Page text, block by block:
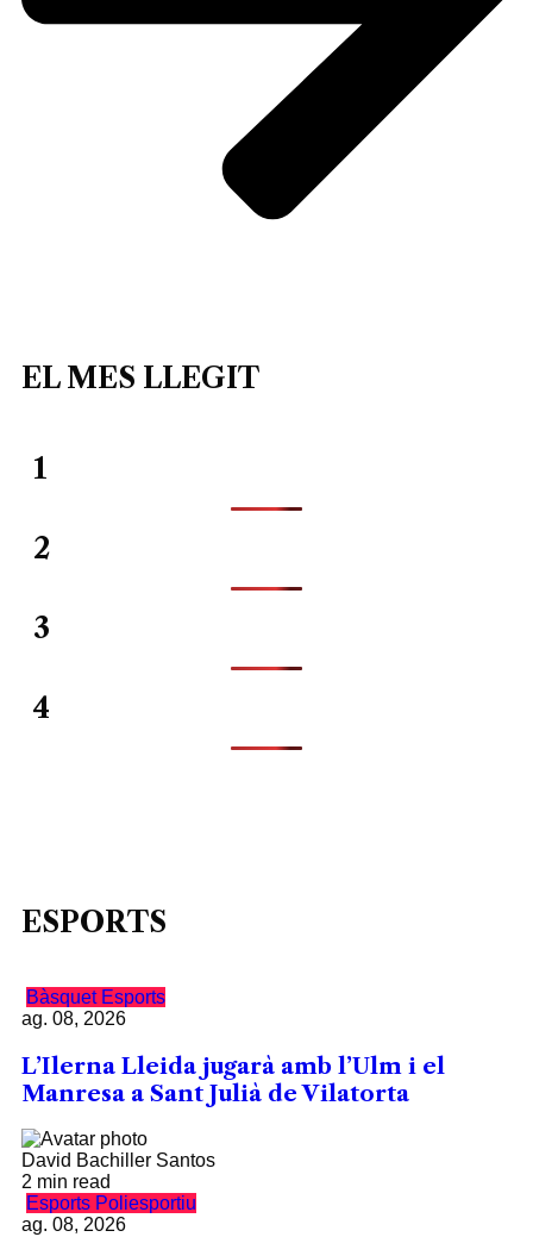
EL MES LLEGIT
1
2
3
4
ESPORTS
Bàsquet Esports
ag. 08, 2026
L’Ilerna Lleida jugarà amb l’Ulm i el
Manresa a Sant Julià de Vilatorta
David Bachiller Santos
2 min read
Esports Poliesportiu
ag. 08, 2026